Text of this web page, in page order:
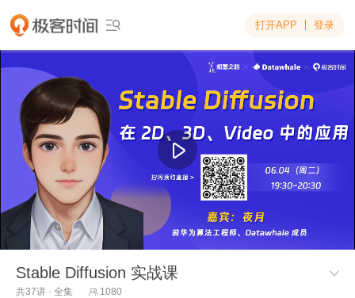
 打开APP 登录
Stable Diffusion 实战课​ 
共37讲 · 全集  1080